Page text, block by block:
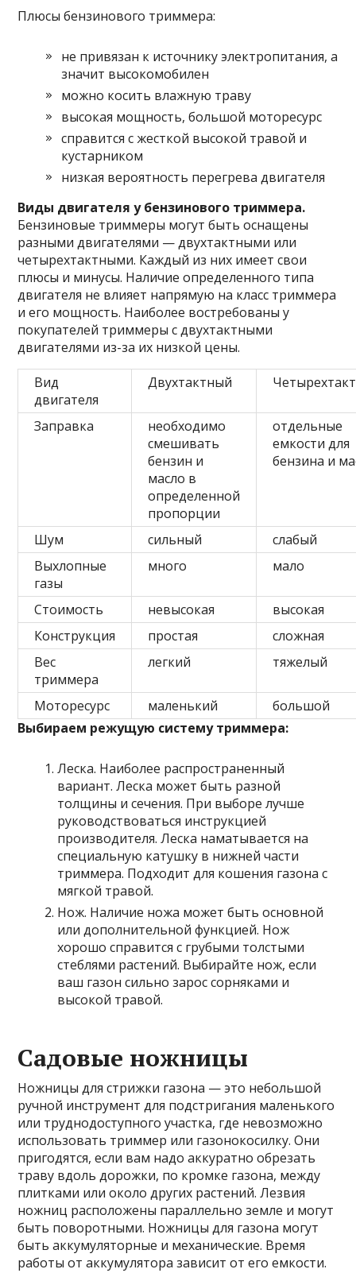
Плюсы бензинового триммера:
не привязан к источнику электропитания, а
значит высокомобилен
можно косить влажную траву
высокая мощность, большой моторесурс
справится с жесткой высокой травой и
кустарником
низкая вероятность перегрева двигателя
Виды двигателя у бензинового триммера.
Бензиновые триммеры могут быть оснащены
разными двигателями — двухтактными или
четырехтактными. Каждый из них имеет свои
плюсы и минусы. Наличие определенного типа
двигателя не влияет напрямую на класс триммера
и его мощность. Наиболее востребованы у
покупателей триммеры с двухтактными
двигателями из-за их низкой цены.
Вид
двигателя
Двухтактный
Заправка
необходимо
смешивать
бензин и
масло в
определенной
пропорции
отдельные
емкости для
бензина и
Шум сильный
слабый
Выхлопные
газы
много мало
Стоимость невысокая
высокая
Конструкция
простая
сложная
Вес
триммера
легкий тяжелый
Моторесурс маленький
большой
Выбираем режущую систему триммера:
Леска. Наиболее распространенный
вариант. Леска может быть разной
толщины и сечения. При выборе лучше
руководствоваться инструкцией
производителя. Леска наматывается на
специальную катушку в нижней части
триммера. Подходит для кошения газона с
мягкой травой.
Нож. Наличие ножа может быть основной
или дополнительной функцией. Нож
хорошо справится с грубыми толстыми
стеблями растений. Выбирайте нож, если
ваш газон сильно зарос сорняками и
высокой травой.
Садовые ножницы
Ножницы для стрижки газона — это небольшой
ручной инструмент для подстригания маленького
или труднодоступного участка, где невозможно
использовать триммер или газонокосилку. Они
пригодятся, если вам надо аккуратно обрезать
траву вдоль дорожки, по кромке газона, между
плитками или около других растений. Лезвия
ножниц расположены параллельно земле и могут
быть поворотными. Ножницы для газона могут
быть аккумуляторные и механические. Время
работы от аккумулятора зависит от его емкости.